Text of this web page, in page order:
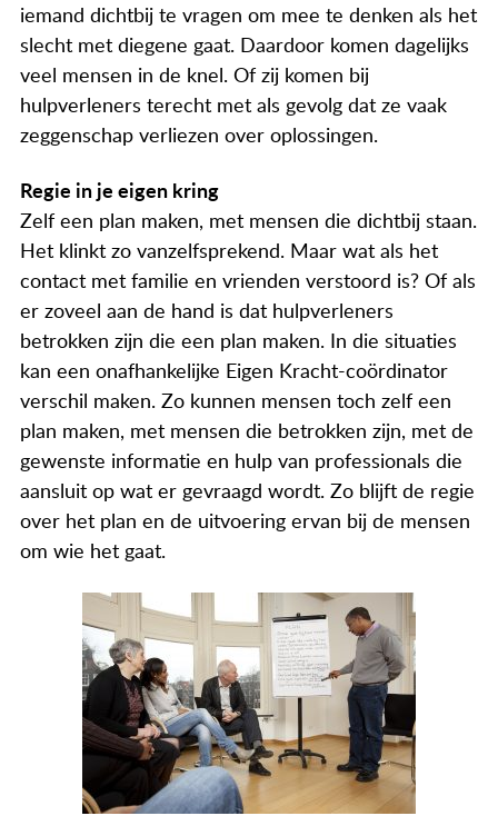
iemand dichtbij te vragen om mee te denken als het
slecht met diegene gaat. Daardoor komen dagelijks
veel mensen in de knel. Of zij komen bij
hulpverleners terecht met als gevolg dat ze vaak
zeggenschap verliezen over oplossingen.
Regie in je eigen kring
Zelf een plan maken, met mensen die dichtbij staan.
Het klinkt zo vanzelfsprekend. Maar wat als het
contact met familie en vrienden verstoord is? Of als
er zoveel aan de hand is dat hulpverleners
betrokken zijn die een plan maken. In die situaties
kan een onafhankelijke Eigen Kracht-coördinator
verschil maken. Zo kunnen mensen toch zelf een
plan maken, met mensen die betrokken zijn, met de
gewenste informatie en hulp van professionals die
aansluit op wat er gevraagd wordt. Zo blijft de regie
over het plan en de uitvoering ervan bij de mensen
om wie het gaat.